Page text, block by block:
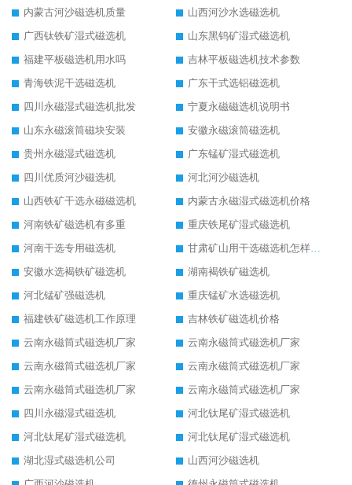
内蒙古河沙磁选机质量
山西河沙水选磁选机
广西钛铁矿湿式磁选机
山东黑钨矿湿式磁选机
福建平板磁选机用水吗
吉林平板磁选机技术参数
青海铁泥干选磁选机
广东干式选铝磁选机
四川永磁湿式磁选机批发
宁夏永磁磁选机说明书
山东永磁滚筒磁块安装
安徽永磁滚筒磁选机
贵州永磁湿式磁选机
广东锰矿湿式磁选机
四川优质河沙磁选机
河北河沙磁选机
山西铁矿干选永磁磁选机
内蒙古永磁湿式磁选机价格
河南铁矿磁选机有多重
重庆铁尾矿湿式磁选机
河南干选专用磁选机
甘肃矿山用干选磁选机怎样调磁
安徽水选褐铁矿磁选机
湖南褐铁矿磁选机
河北锰矿强磁选机
重庆锰矿水选磁选机
福建铁矿磁选机工作原理
吉林铁矿磁选机价格
云南永磁筒式磁选机厂家
云南永磁筒式磁选机厂家
云南永磁筒式磁选机厂家
云南永磁筒式磁选机厂家
云南永磁筒式磁选机厂家
云南永磁筒式磁选机厂家
四川永磁湿式磁选机
河北钛尾矿湿式磁选机
河北钛尾矿湿式磁选机
河北钛尾矿湿式磁选机
湖北湿式磁选机公司
山西河沙磁选机